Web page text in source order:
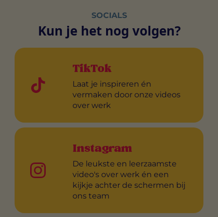
SOCIALS
Kun je het nog volgen?
TikTok
Laat je inspireren én
vermaken door onze videos
over werk
Instagram
De leukste en leerzaamste
video's over werk én een
kijkje achter de schermen bij
ons team